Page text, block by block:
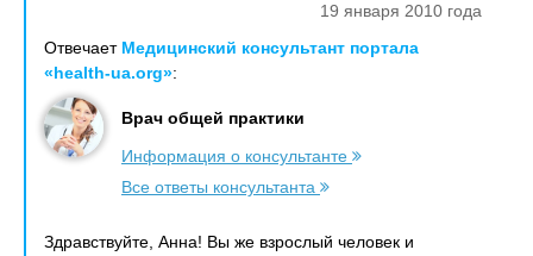
19 января 2010 года
Отвечает Медицинский консультант портала
«health-ua.org»:
Врач общей практики
Информация о консультанте
Все ответы консультанта
Здравствуйте, Анна! Вы же взрослый человек и